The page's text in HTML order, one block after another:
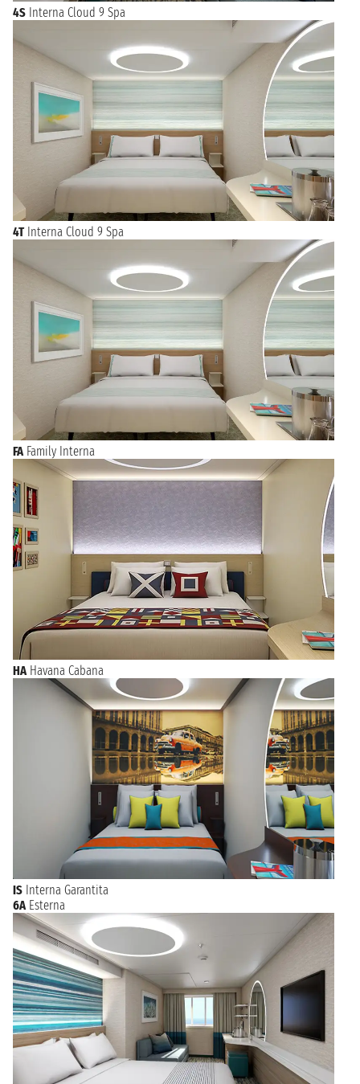
4S Interna Cloud 9 Spa
4T Interna Cloud 9 Spa
FA Family Interna
HA Havana Cabana
IS Interna Garantita
6A Esterna